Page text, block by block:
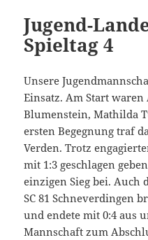
Jugend-
Spieltag 4
Unsere
Einsatz. Am Start
Blumenstein, Mathilda
ersten Begegnung traf
Verden. Trotz
mit 1:3 geschlagen
einzigen Sieg bei. Auch
SC 81 Schneverdingen
und endete mit 0:4 aus
Mannschaft zum